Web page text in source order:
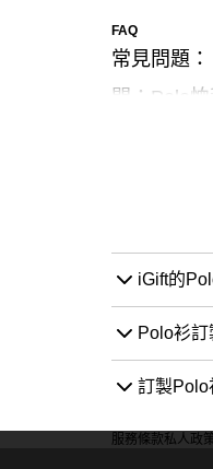
FAQ
常見問題：
問：Polo
答： Polo
動；棉聚
問：如何
Polo恤不
iGift的
Polo衫
訂製Polo
服務條款私人政